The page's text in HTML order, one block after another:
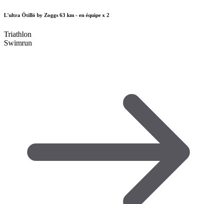
L'ultra Ötillö by Zoggs 63 km - en équipe x 2
Triathlon
Swimrun